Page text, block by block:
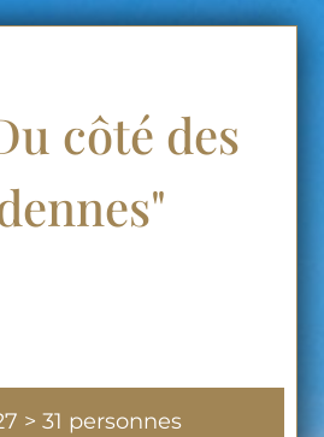
côté des
> 31 personnes